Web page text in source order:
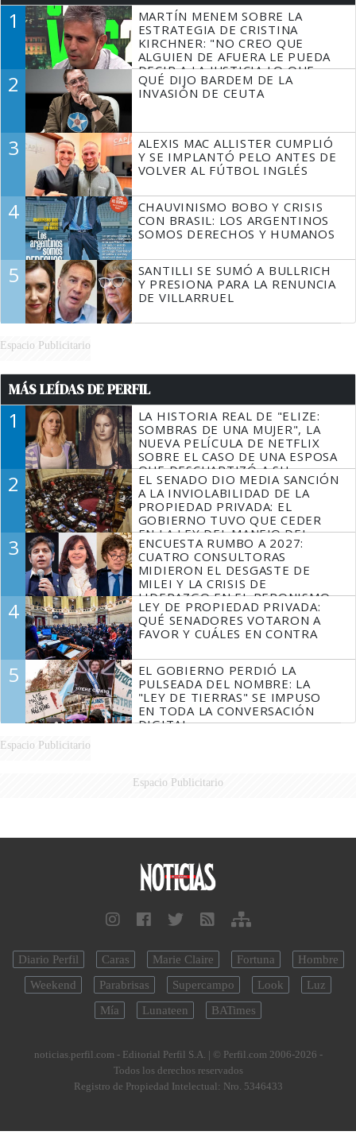
1
MARTÍN MENEM SOBRE LA
ESTRATEGIA DE CRISTINA
KIRCHNER: "NO CREO QUE
ALGUIEN DE AFUERA LE PUEDA
DECIR A LA JUSTICIA LO QUE
TIENE QUE HACER"
2
QUÉ DIJO BARDEM DE LA
INVASIÓN DE CEUTA
3
ALEXIS MAC ALLISTER CUMPLIÓ
Y SE IMPLANTÓ PELO ANTES DE
VOLVER AL FÚTBOL INGLÉS
4
CHAUVINISMO BOBO Y CRISIS
CON BRASIL: LOS ARGENTINOS
SOMOS DERECHOS Y HUMANOS
5
SANTILLI SE SUMÓ A BULLRICH
Y PRESIONA PARA LA RENUNCIA
DE VILLARRUEL
Espacio Publicitario
MÁS LEÍDAS DE PERFIL
1
LA HISTORIA REAL DE "ELIZE:
SOMBRAS DE UNA MUJER", LA
NUEVA PELÍCULA DE NETFLIX
SOBRE EL CASO DE UNA ESPOSA
QUE DESCUARTIZÓ A SU
MARIDO
2
EL SENADO DIO MEDIA SANCIÓN
A LA INVIOLABILIDAD DE LA
PROPIEDAD PRIVADA: EL
GOBIERNO TUVO QUE CEDER
EN LA LEY DEL MANEJO DEL
FUEGO
3
ENCUESTA RUMBO A 2027:
CUATRO CONSULTORAS
MIDIERON EL DESGASTE DE
MILEI Y LA CRISIS DE
LIDERAZGO EN EL PERONISMO
4
LEY DE PROPIEDAD PRIVADA:
QUÉ SENADORES VOTARON A
FAVOR Y CUÁLES EN CONTRA
5
EL GOBIERNO PERDIÓ LA
PULSEADA DEL NOMBRE: LA
"LEY DE TIERRAS" SE IMPUSO
EN TODA LA CONVERSACIÓN
DIGITAL
Espacio Publicitario
Espacio Publicitario
Diario Perfil Caras Marie Claire Fortuna
Hombre
Weekend
Parabrisas Supercampo Look
Luz
Mía
Lunateen BATimes
noticias.perfil.com - Editorial Perfil S.A. | © Perfil.com 2006-2026 -
Todos los derechos reservados
Registro de Propiedad Intelectual: Nro. 5346433